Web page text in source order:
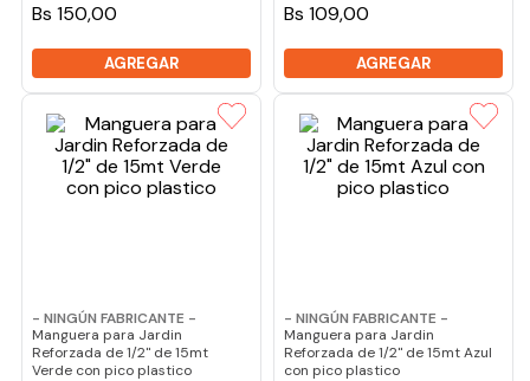
Bs 150,00
AGREGAR
Bs 109,00
AGREGAR
- NINGÚN FABRICANTE -
Manguera para Jardin
Reforzada de 1/2" de 15mt
Verde con pico plastico
- NINGÚN FABRICANTE -
Manguera para Jardin
Reforzada de 1/2" de 15mt Azul
con pico plastico